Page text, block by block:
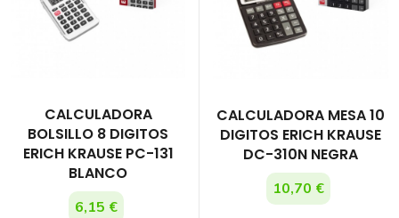
CALCULADORA
BOLSILLO 8 DIGITOS
ERICH KRAUSE PC-131
BLANCO
6,15 €
CALCULADORA MESA 10
DIGITOS ERICH KRAUSE
DC-310N NEGRA
10,70 €